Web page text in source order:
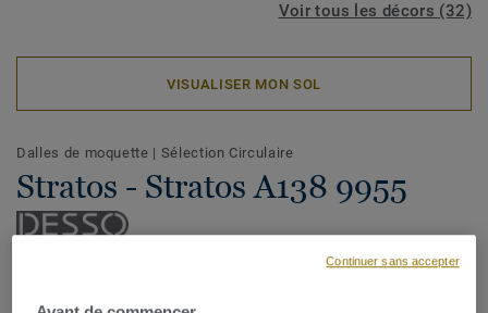
Voir tous les décors (32)
VISUALISER MON SOL
Dalles de moquette | Sélection Circulaire
Stratos - Stratos A138 9955
les espaces du quotidien grâce à une palette renouvelée de
Continuer sans accepter